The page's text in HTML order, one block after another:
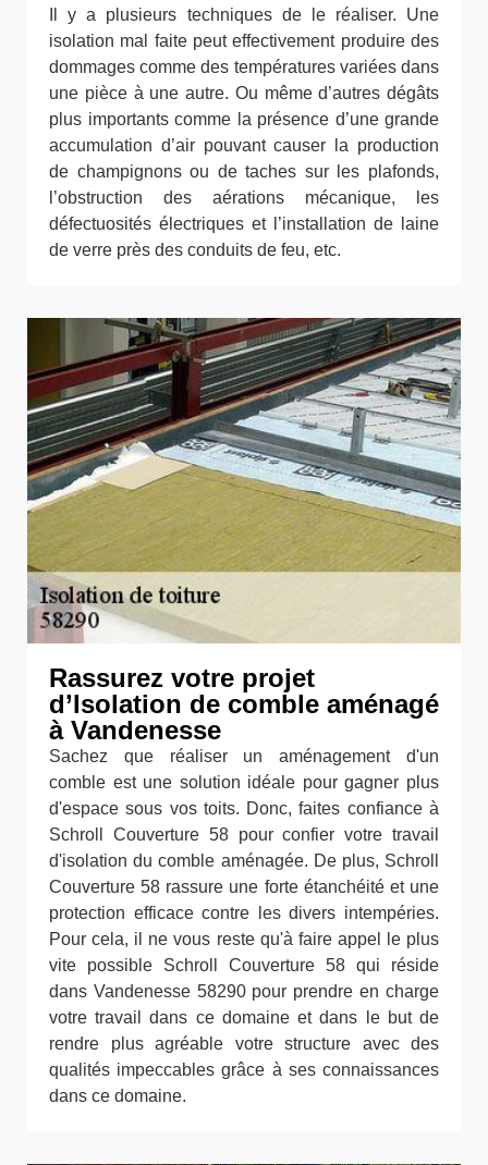
Il y a plusieurs techniques de le réaliser. Une
isolation mal faite peut effectivement produire des
dommages comme des températures variées dans
une pièce à une autre. Ou même d’autres dégâts
plus importants comme la présence d’une grande
accumulation d’air pouvant causer la production
de champignons ou de taches sur les plafonds,
l’obstruction des aérations mécanique, les
défectuosités électriques et l’installation de laine
de verre près des conduits de feu, etc.
Rassurez votre projet
d’Isolation de comble aménagé
à Vandenesse
Sachez que réaliser un aménagement d'un
comble est une solution idéale pour gagner plus
d'espace sous vos toits. Donc, faites confiance à
Schroll Couverture 58 pour confier votre travail
d'isolation du comble aménagée. De plus, Schroll
Couverture 58 rassure une forte étanchéité et une
protection efficace contre les divers intempéries.
Pour cela, il ne vous reste qu'à faire appel le plus
vite possible Schroll Couverture 58 qui réside
dans Vandenesse 58290 pour prendre en charge
votre travail dans ce domaine et dans le but de
rendre plus agréable votre structure avec des
qualités impeccables grâce à ses connaissances
dans ce domaine.